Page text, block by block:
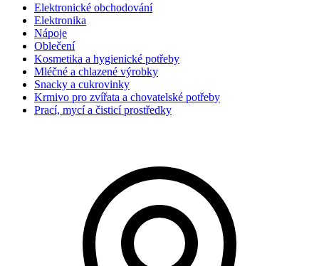
Elektronické obchodování
Elektronika
Nápoje
Oblečení
Kosmetika a hygienické potřeby
Mléčné a chlazené výrobky
Snacky a cukrovinky
Krmivo pro zvířata a chovatelské potřeby
Prací, mycí a čisticí prostředky